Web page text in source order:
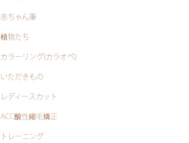
赤ちゃん筆
植物たち
カラーリング(カラオペ)
いただきもの
レディースカット
ACC酸性縮毛矯正
トレーニング